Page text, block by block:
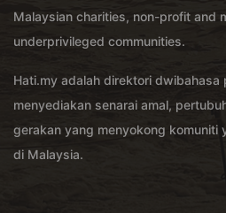
Malaysian charities, non-profit and
underprivileged communities.
Hati.my adalah direktori dwibahasa
menyediakan senarai amal,
gerakan yang menyokong komuniti
di Malaysia.